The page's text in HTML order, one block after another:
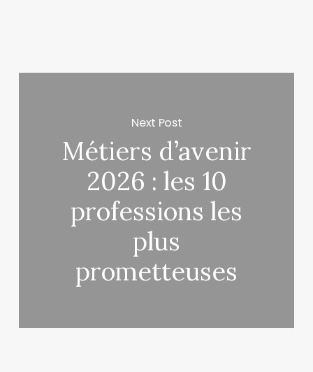
Next Post
Métiers d’avenir
2026 : les 10
professions les
plus
prometteuses